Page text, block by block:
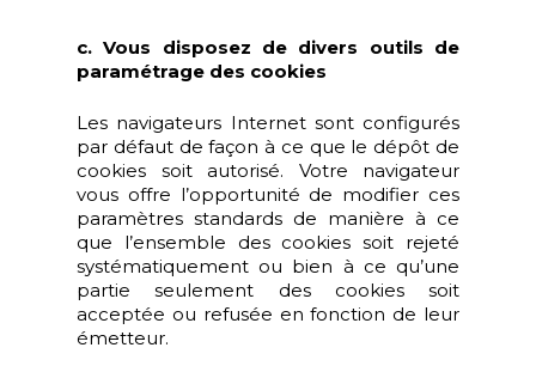
c. Vous disposez de divers outils de
paramétrage des cookies
Les navigateurs Internet sont configurés
par défaut de façon à ce que le dépôt de
cookies soit autorisé. Votre navigateur
vous offre l’opportunité de modifier ces
paramètres standards de manière à ce
que l’ensemble des cookies soit rejeté
systématiquement ou bien à ce qu’une
partie seulement des cookies soit
acceptée ou refusée en fonction de leur
émetteur.